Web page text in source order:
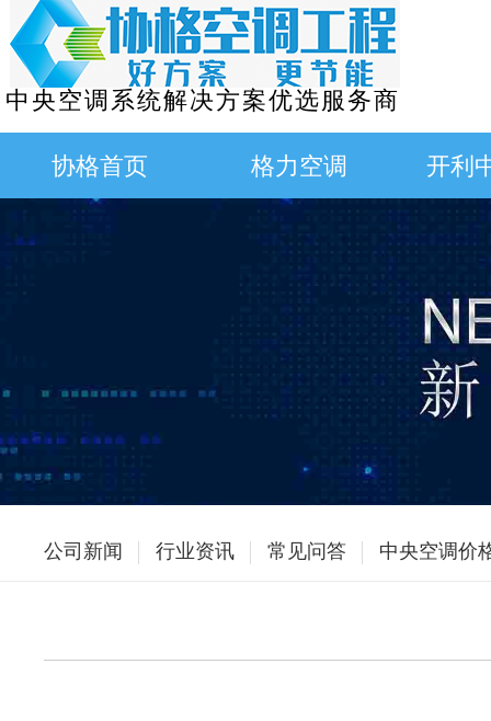
中央空调系统解决方案优选服务商
协格首页 格力空调 开利
公司新闻 行业资讯 常见问答 中央空调价